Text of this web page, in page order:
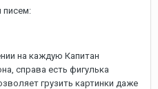
писем:
на каждую Капитан
справа есть фигулька
грузить картинки даже